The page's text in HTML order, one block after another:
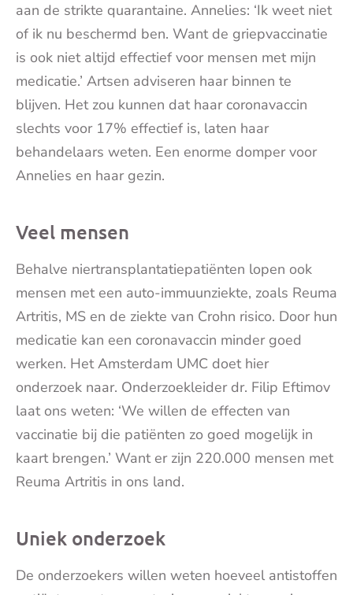
aan de strikte quarantaine. Annelies: ‘Ik weet niet
of ik nu beschermd ben. Want de griepvaccinatie
is ook niet altijd effectief voor mensen met mijn
medicatie.’ Artsen adviseren haar binnen te
blijven. Het zou kunnen dat haar coronavaccin
slechts voor 17% effectief is, laten haar
behandelaars weten. Een enorme domper voor
Annelies en haar gezin.
Veel mensen
Behalve niertransplantatiepatiënten lopen ook
mensen met een auto-immuunziekte, zoals Reuma
Artritis, MS en de ziekte van Crohn risico. Door hun
medicatie kan een coronavaccin minder goed
werken. Het Amsterdam UMC doet hier
onderzoek naar. Onderzoekleider dr. Filip Eftimov
laat ons weten: ‘We willen de effecten van
vaccinatie bij die patiënten zo goed mogelijk in
kaart brengen.’ Want er zijn 220.000 mensen met
Reuma Artritis in ons land.
Uniek onderzoek
De onderzoekers willen weten hoeveel antistoffen